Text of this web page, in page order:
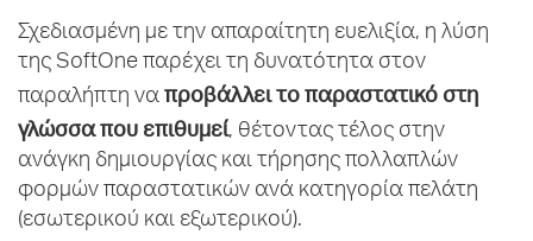
Σχεδιασμένη με την απαραίτητη ευελιξία, η λύση
της SoftOne παρέχει τη δυνατότητα στον
παραλήπτη να προβάλλει το παραστατικό στη
γλώσσα που επιθυμεί, θέτοντας τέλος στην
ανάγκη δημιουργίας και τήρησης πολλαπλών
φορμών παραστατικών ανά κατηγορία πελάτη
(εσωτερικού και εξωτερικού).